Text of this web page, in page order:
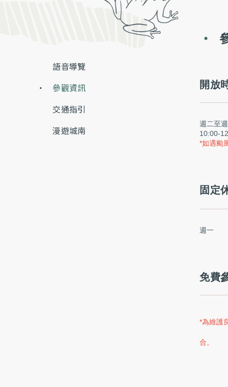
開放
週二至
10:00-
*如遇颱
固定
週一
免費
*為維護
合。
語音導覽
參觀資訊
交通指引
漫遊城南